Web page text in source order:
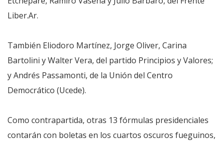
Liber.Ar.
También Eliodoro Martínez, Jorge Oliver, Carina
Bartolini y Walter Vera, del partido Principios y Valores;
y Andrés Passamonti, de la Unión del Centro
Democrático (Ucede).
Como contrapartida, otras 13 fórmulas presidenciales
contarán con boletas en los cuartos oscuros fueguinos,